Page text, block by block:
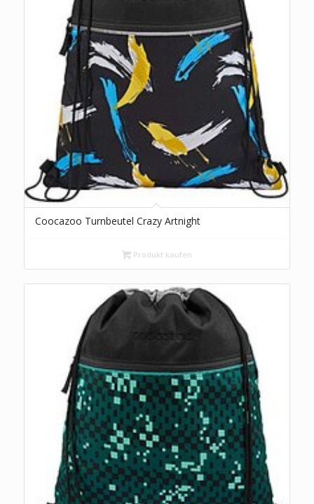
Coocazoo Turnbeutel Crazy Artnight
Produkt kaufen